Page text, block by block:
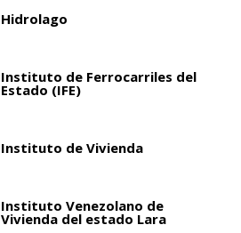
Hidrolago
Instituto de Ferrocarriles del
Estado (IFE)
Instituto de Vivienda
Instituto Venezolano de
Vivienda del estado Lara